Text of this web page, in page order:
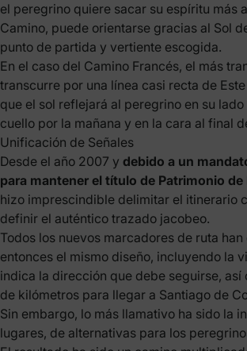
el peregrino quiere sacar su espíritu más
Camino, puede orientarse gracias al Sol
punto de partida y vertiente escogida.
En el caso del Camino Francés, el más
transcurre por una línea casi recta de
que el sol reflejará al peregrino en su
cuello por la mañana y en la cara al final
Unificación de Señales
Desde el año 2007 y debido a un
para mantener el título de Patrimonio de
hizo imprescindible delimitar el itinerario
definir el auténtico trazado jacobeo.
Todos los nuevos marcadores de ruta
entonces el mismo diseño, incluyendo la
indica la dirección que debe seguirse, así
de kilómetros para llegar a Santiago de
Sin embargo, lo más llamativo ha sido la
lugares, de alternativas para los